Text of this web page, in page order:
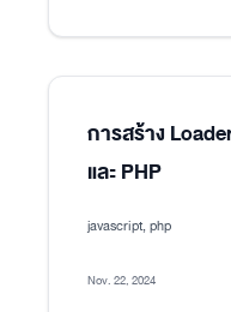
การสร้าง
และ PHP
javascript, php
Nov. 22, 2024